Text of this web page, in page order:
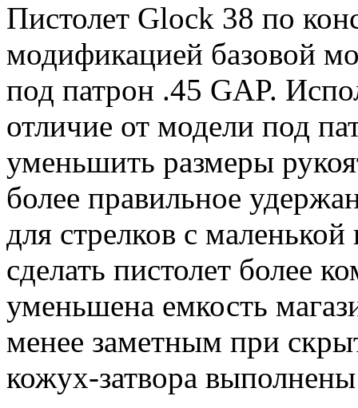
Пистолет Glock 38 по
модификацией базовой
под патрон .45 GAP.
отличие от модели под
уменьшить размеры
более правильное
для стрелков с
сделать пистолет более
уменьшена емкость
менее заметным при
кожух-затвора